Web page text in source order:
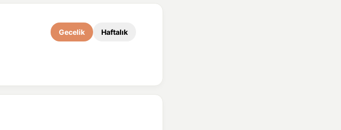
Gecelik Haftalık